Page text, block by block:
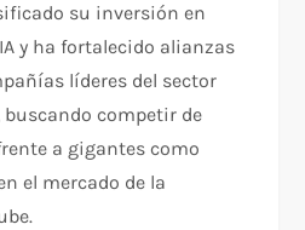
su inversión en
y ha fortalecido alianzas
líderes del sector
buscando competir de
a gigantes como
el mercado de la